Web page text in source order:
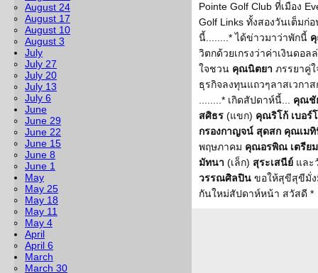
August 24
August 17
August 10
August 3
July
July 27
July 20
July 13
July 6
June
June 29
June 22
June 15
June 8
June 1
May
May 25
May 18
May 11
May 4
April
April 6
March
March 30
Pointe Golf Club ที่เมือง
Golf Links ทั้งสองวันเต็มก่
นี้........* ได้ข่าวมาว่าพักนี้
วิตกด้วยเกรงว่าค่าเงินดอล
ใจชวน คุณนิตยา ภรรยาคู่
ธุรกิจลงทุนแถวๆลาสเวกา
........* เกิดสัปดาห์นี้... คุณชั
สศิธร (แขก) คุณริโก้ เบอร์
กรองกาญจน์ สุดสก คุณเม
พฤษภาคม คุณอรพิณ เตรีย
มัทนา (เล็ก) สุระเสนีย์ แล
วรรณศิลปิน ขอให้สุขีสุขีมั่
กันใหม่สัปดาห์หน้า สวัสดี *